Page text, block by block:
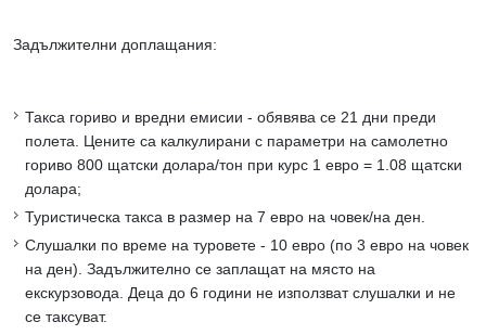
Задължителни доплащания:
Такса гориво и вредни емисии - обявява се 21 дни преди
полета. Цените са калкулирани с параметри на самолетно
гориво 800 щатски долара/тон при курс 1 евро = 1.08 щатски
долара;
Туристическа такса в размер на 7 евро на човек/на ден.
Слушалки по време на туровете - 10 евро (по 3 евро на човек
на ден). Задължително се заплащат на място на
екскурзовода. Деца до 6 години не използват слушалки и не
се таксуват.